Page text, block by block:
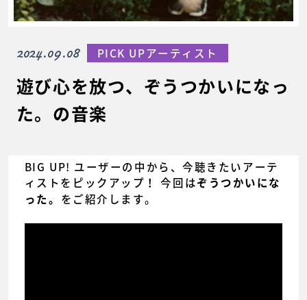
遊び心を放つ、ぞうつかいになっ
た。の音楽
2024.09.08 PICK UPアーティスト
BIG UP! ユーザーの中から、今聴きたいアーテ
ィストをピックアップ！ 今回はぞうつかいにな
った。 をご紹介します。